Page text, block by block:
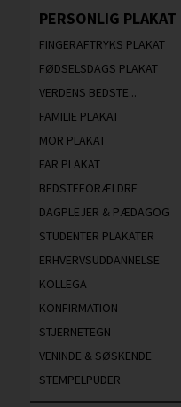
PERSONLIG PLAKAT
FINGERAFTRYKS PLAKAT
FØDSELSDAGS PLAKAT
VERDENS BEDSTE...
FAMILIE PLAKAT
MOR PLAKAT
FAR PLAKAT
BEDSTEFORÆLDRE
DAGPLEJER & PÆDAGOG
STUDENTER PLAKATER
ERHVERVSUDDANNELSE
KOLLEGA
KONFIRMATION
STJERNETEGN
VENINDE & SØSKENDE
STEMPELPUDER